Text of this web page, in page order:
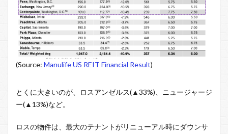
(Source: Manulife US REIT Financial Result)
とくに大きいのが、ロスアンゼルス(▲33%)、ニュージャージ
ー(▲13%)など。
ロスの物件は、最大のテナントがリニューアル時にダウンサ